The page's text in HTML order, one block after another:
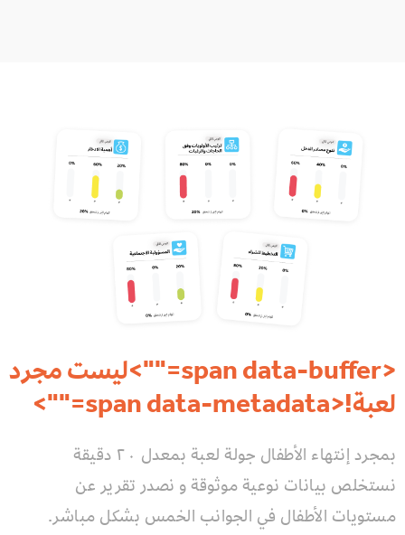
<span data-buffer="
">ليست مجرد
لعبة!<span data-metadata="
">
بمجرد إنتهاء الأطفال جولة لعبة بمعدل ٢٠ دقيقة
نستخلص بيانات نوعية موثوقة و نصدر تقرير عن
مستويات الأطفال في الجوانب الخمس بشكل مباشر.